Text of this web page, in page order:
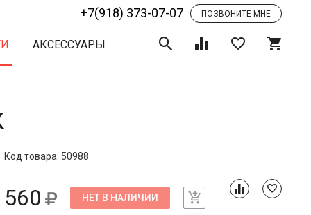
+7(918) 373-07-07 ПОЗВОНИТЕ МНЕ
АКСЕССУАРЫ
Код товара: 50988
560 НЕТ В НАЛИЧИИ